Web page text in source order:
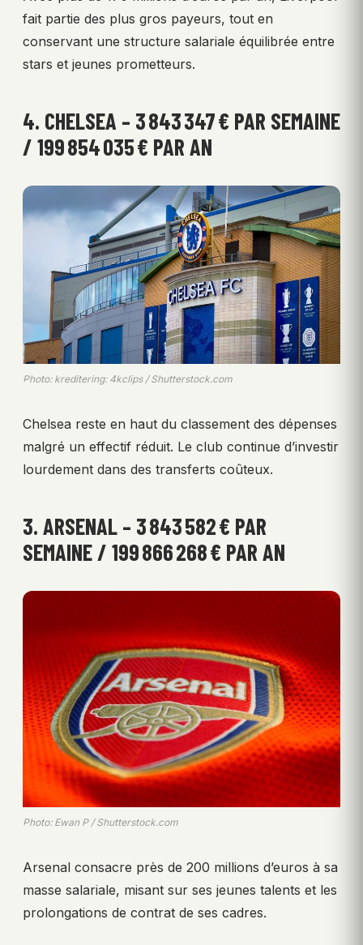
fait partie des plus gros payeurs, tout en
conservant une structure salariale équilibrée entre
stars et jeunes prometteurs.
4. CHELSEA – 3 843 347 € PAR SEMAINE
/ 199 854 035 € PAR AN
Photo: kreditering: 4kclips / Shutterstock.com
Chelsea reste en haut du classement des dépenses
malgré un effectif réduit. Le club continue d’investir
lourdement dans des transferts coûteux.
3. ARSENAL – 3 843 582 € PAR
SEMAINE / 199 866 268 € PAR AN
Photo: Ewan P / Shutterstock.com
Arsenal consacre près de 200 millions d’euros à sa
masse salariale, misant sur ses jeunes talents et les
prolongations de contrat de ses cadres.